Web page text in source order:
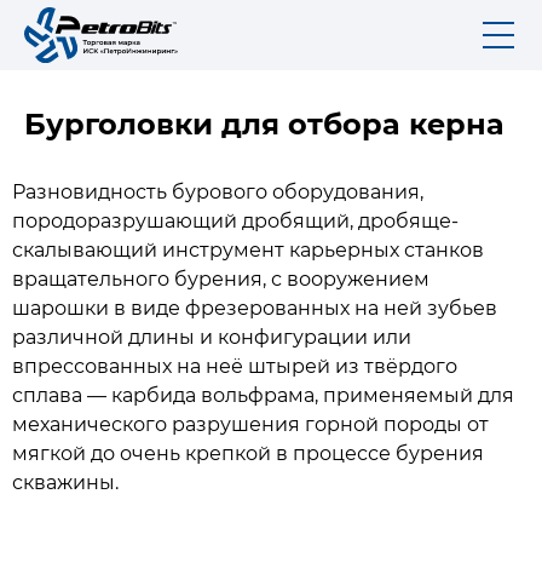
Бурголовки для отбора керна
Разновидность бурового оборудования,
породоразрушающий дробящий, дробяще-
скалывающий инструмент карьерных станков
вращательного бурения, с вооружением
шарошки в виде фрезерованных на ней зубьев
различной длины и конфигурации или
впрессованных на неё штырей из твёрдого
сплава — карбида вольфрама, применяемый для
механического разрушения горной породы от
мягкой до очень крепкой в процессе бурения
скважины.